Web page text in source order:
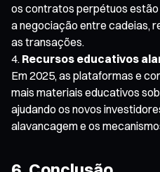
os contratos perpétuos
a negociação entre cadeias,
as transações.
Recursos educativos
Em 2025, as plataformas e
mais materiais educativos
ajudando os novos
alavancagem e os